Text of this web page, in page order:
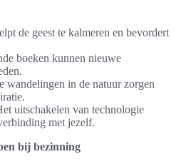
de geest te kalmeren en bevordert
boeken kunnen nieuwe
wandelingen in de natuur zorgen
uitschakelen van technologie
met jezelf.
bij bezinning